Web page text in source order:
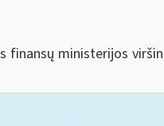
finansų ministerijos